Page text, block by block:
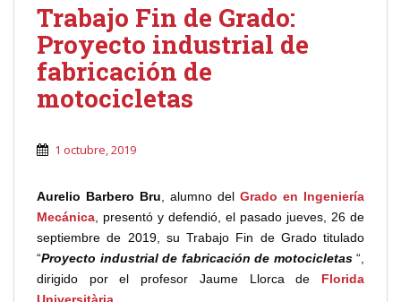
Trabajo Fin de Grado:
Proyecto industrial de
fabricación de
motocicletas
1 octubre, 2019
Aurelio Barbero Bru, alumno del Grado en Ingeniería
Mecánica, presentó y defendió, el pasado jueves, 26 de
septiembre de 2019, su Trabajo Fin de Grado titulado
“Proyecto industrial de fabricación de motocicletas“,
dirigido por el profesor Jaume Llorca de Florida